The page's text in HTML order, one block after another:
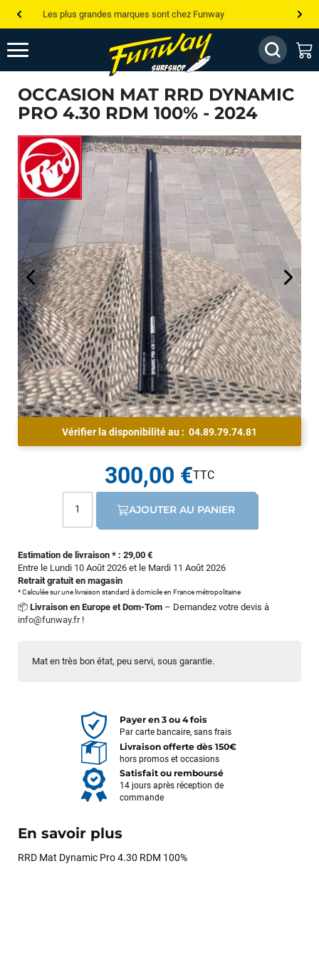
Les plus grandes marques sont chez Funway
Jusqu’à -75% de remise sur le windsurf, wingfoil, etc...
💰 Meilleur prix garanti — Moins cher ailleurs ? On s’aligne !
Besoin de conseils de pro ? Appelle nous !
OCCASION MAT RRD DYNAMIC
PRO 4.30 RDM 100% - 2024
Mat en très bon état, peu servi, sous garantie.
Vérifier la disponibilité au : 04.89.79.74.81
Estimation de livraison * : 29,00 €
Entre le Lundi 10 Août 2026 et le Mardi 11 Août 2026
Retrait gratuit en magasin
* Calculée sur une livraison standard à domicile en France métropolitaine
📦 Livraison en Europe et Dom-Tom – Demandez votre devis à
info@funway.fr!
300,00 €
AJOUTER AU PANIER
Payer en 3 ou 4 fois
Par carte bancaire, sans frais
Livraison offerte dès 150€
hors promos et occasions
Satisfait ou remboursé
14 jours après réception de
commande
En savoir plus
RRD Mat Dynamic Pro 4.30 RDM 100%